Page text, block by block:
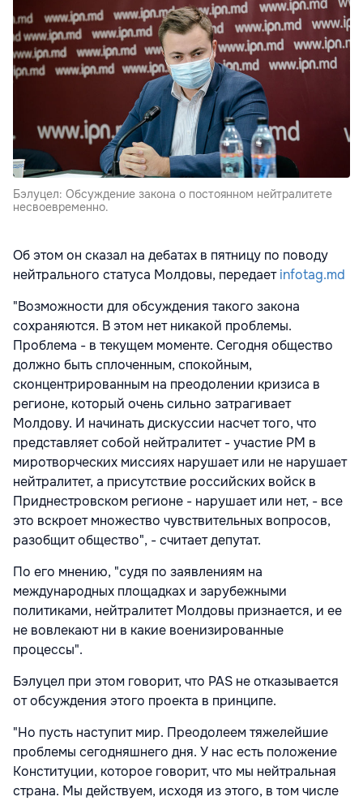
Бэлуцел: Обсуждение закона о постоянном нейтралитете
несвоевременно.
Об этом он сказал на дебатах в пятницу по поводу
нейтрального статуса Молдовы, передаетinfotag.md
"Возможности для обсуждения такого закона
сохраняются. В этом нет никакой проблемы.
Проблема - в текущем моменте. Сегодня общество
должно быть сплоченным, спокойным,
сконцентрированным на преодолении кризиса в
регионе, который очень сильно затрагивает
Молдову. И начинать дискуссии насчет того, что
представляет собой нейтралитет - участие РМ в
миротворческих миссиях нарушает или не нарушает
нейтралитет, а присутствие российских войск в
Приднестровском регионе - нарушает или нет, - все
это вскроет множество чувствительных вопросов,
разобщит общество", - считает депутат.
По его мнению, "судя по заявлениям на
международных площадках и зарубежными
политиками, нейтралитет Молдовы признается, и ее
не вовлекают ни в какие военизированные
процессы".
Бэлуцел при этом говорит, что PAS не отказываетcя
от обсуждения этого проекта в принципе.
"Но пусть наступит мир. Преодолеем тяжелейшие
проблемы сегодняшнего дня. У нас есть положение
Конституции, которое говорит, что мы нейтральная
страна. Мы действуем, исходя из этого, в том числе